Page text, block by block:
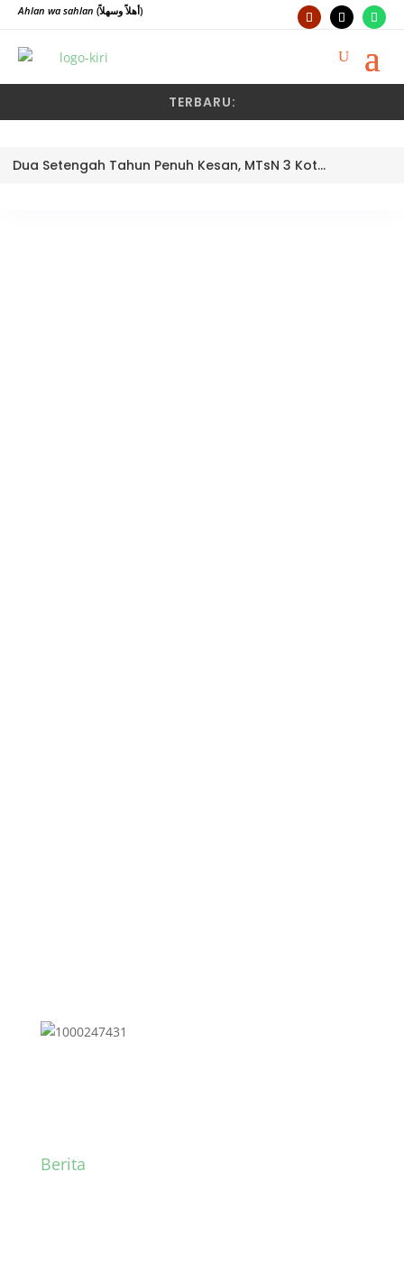
Ahlan wa sahlan (أهلاً وسهلاً)
TERBARU:
Dua Setengah Tahun Penuh Kesan, MTsN 3 Kota Padang Lepas Pengawas Pembina Dra. Nayusminar Nasrun
Berita